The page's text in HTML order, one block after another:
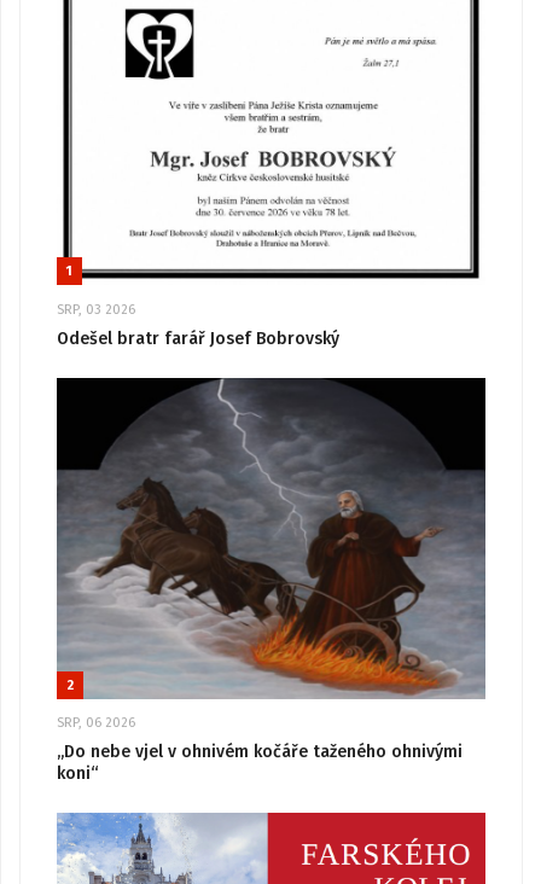
1
SRP, 03 2026
Odešel bratr farář Josef Bobrovský
2
SRP, 06 2026
„Do nebe vjel v ohnivém kočáře taženého ohnivými
koni“